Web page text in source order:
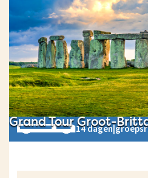
Grand Tour Groot-
14 dagen